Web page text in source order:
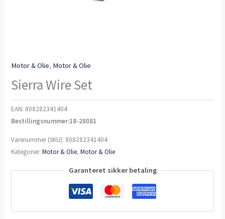
Motor & Olie, Motor & Olie
Sierra Wire Set
EAN: 808282341404
Bestillingsnummer:18-28081
Varenummer (SKU): 808282341404
Kategorier:Motor & Olie,Motor & Olie
Garanteret sikker betaling